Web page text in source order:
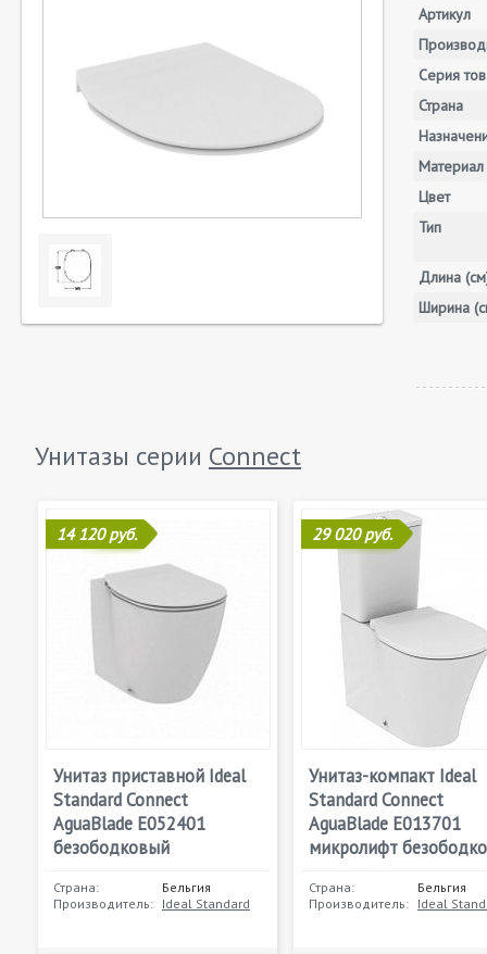
Артикул
Серия
Страна
Материал
Цвет
Тип
Длина
Ширина
Унитазы серии Connect
14 120 руб.
Унитаз приставной Ideal
Standard Connect
AguaBlade E052401
безободковый
Страна:
Бельгия
Производитель: Ideal Standard
29 020 руб.
Унитаз-компакт Ideal
Standard Connect
AguaBlade E013701
микролифт
Страна:
Бельгия
Производитель: Ideal